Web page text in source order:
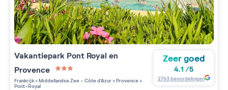
Vakantiepark Pont Royal en
Provence
3 étoiles sur 5
Frankrijk>Middellandse Zee - Côte d'Azur>Provence>
Pont-Royal
Zeer goed
4.1 /5
2763beoordelingen